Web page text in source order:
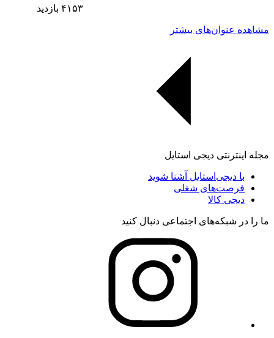
۴۱۵۳ بازدید
مشاهده عنوان‌های بیشتر
مجله اینترنتی دیجی استایل
با دیجی‌استایل آشنا شوید
فرصت‌های شغلی
دیجی کالا
ما را در شبکه‌های اجتماعی دنبال کنید